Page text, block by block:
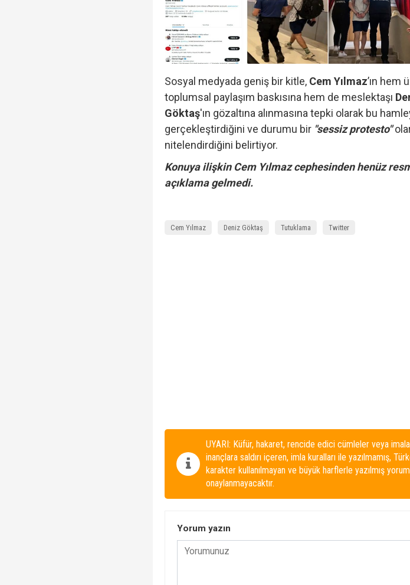
Sosyal medyada geniş bir kitle, Cem Yılmaz’ın hem
toplumsal paylaşım baskısına hem de meslektaşı
Göktaş'ın gözaltına alınmasına tepki olarak bu
gerçekleştirdiğini ve durumu bir "sessiz protesto"
nitelendirdiğini belirtiyor.
Konuya ilişkin Cem Yılmaz cephesinden henüz
açıklama gelmedi.
Cem Yılmaz Deniz Göktaş Tutuklama Twitter
UYARI: Küfür, hakaret, rencide edici cümleler veya
inançlara saldırı içeren, imla kuralları ile yazılmamış,
karakter kullanılmayan ve büyük harflerle yazılmış
onaylanmayacaktır.
Yorum yazın